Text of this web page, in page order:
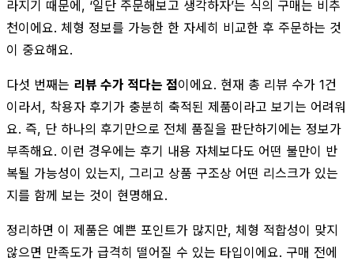
라지기 때문에, ‘일단 주문해보고 생각하자’는 식의 구매는 비추
천이에요. 체형 정보를 가능한 한 자세히 비교한 후 주문하는 것
이 중요해요.
다섯 번째는 리뷰 수가 적다는 점이에요. 현재 총 리뷰 수가 1건
이라서, 착용자 후기가 충분히 축적된 제품이라고 보기는 어려워
요. 즉, 단 하나의 후기만으로 전체 품질을 판단하기에는 정보가
부족해요. 이런 경우에는 후기 내용 자체보다도 어떤 불만이 반
복될 가능성이 있는지, 그리고 상품 구조상 어떤 리스크가 있는
지를 함께 보는 것이 현명해요.
정리하면 이 제품은 예쁜 포인트가 많지만, 체형 적합성이 맞지
않으면 만족도가 급격히 떨어질 수 있는 타입이에요. 구매 전에